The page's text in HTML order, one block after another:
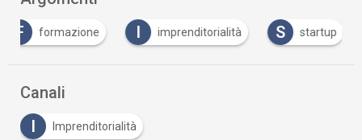
formazione I imprenditorialità S startup
Canali
I
Imprenditorialità